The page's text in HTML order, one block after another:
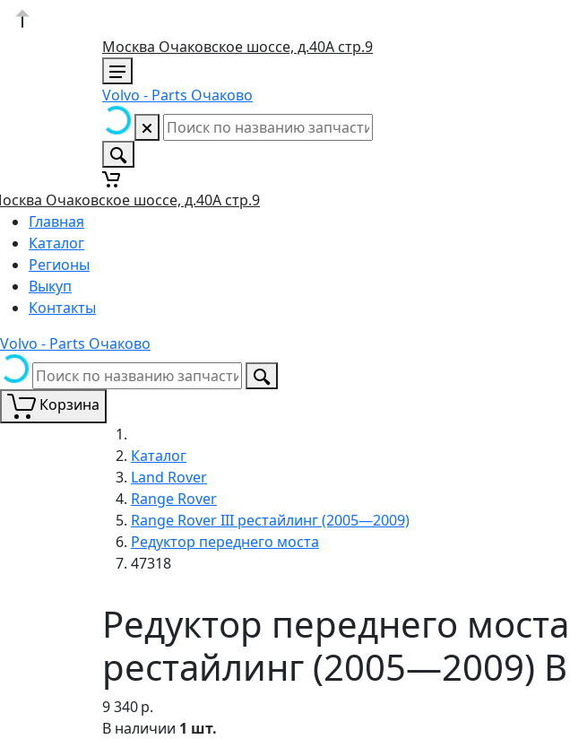
Москва Очаковское шоссе, д.40А стр.9
Volvo - Parts Очаково
Очаковское шоссе, д.40А стр.9
Главная
Каталог
Регионы
Выкуп
Контакты
Volvo - Parts Очаково
Корзина
Каталог
Land Rover
Range Rover
Range Rover III рестайлинг (2005—2009)
Редуктор переднего моста
47318
Редуктор переднего
рестайлинг (2005—2009)
9 340р.
В наличии 1 шт.